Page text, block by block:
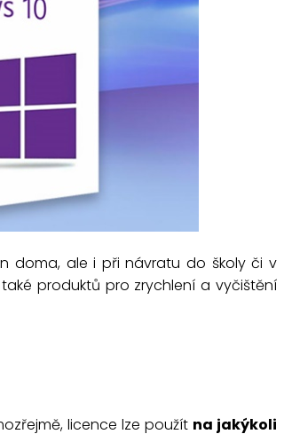
doma, ale i při návratu do školy či v
produktů pro zrychlení a vyčištění
licence lze použít na jakýkoli